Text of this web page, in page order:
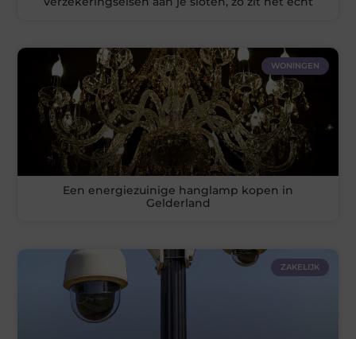
WONINGEN
Een energiezuinige hanglamp kopen in
Gelderland
ZAKELIJK